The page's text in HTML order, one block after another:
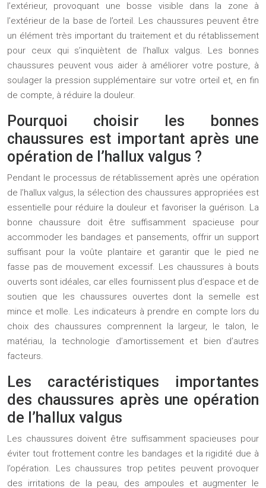
l’extérieur, provoquant une bosse visible dans la zone à
l’extérieur de la base de l’orteil. Les chaussures peuvent être
un élément très important du traitement et du rétablissement
pour ceux qui s’inquiètent de l’hallux valgus. Les bonnes
chaussures peuvent vous aider à améliorer votre posture, à
soulager la pression supplémentaire sur votre orteil et, en fin
de compte, à réduire la douleur.
Pourquoi choisir les bonnes
chaussures est important après une
opération de l’hallux valgus ?
Pendant le processus de rétablissement après une opération
de l’hallux valgus, la sélection des chaussures appropriées est
essentielle pour réduire la douleur et favoriser la guérison. La
bonne chaussure doit être suffisamment spacieuse pour
accommoder les bandages et pansements, offrir un support
suffisant pour la voûte plantaire et garantir que le pied ne
fasse pas de mouvement excessif. Les chaussures à bouts
ouverts sont idéales, car elles fournissent plus d’espace et de
soutien que les chaussures ouvertes dont la semelle est
mince et molle. Les indicateurs à prendre en compte lors du
choix des chaussures comprennent la largeur, le talon, le
matériau, la technologie d’amortissement et bien d’autres
facteurs.
Les caractéristiques importantes
des chaussures après une opération
de l’hallux valgus
Les chaussures doivent être suffisamment spacieuses pour
éviter tout frottement contre les bandages et la rigidité due à
l’opération. Les chaussures trop petites peuvent provoquer
des irritations de la peau, des ampoules et augmenter le